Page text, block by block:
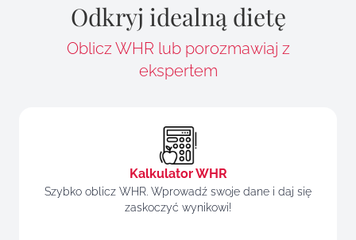
Odkryj idealną dietę
Oblicz WHR lub porozmawiaj z
ekspertem
Kalkulator WHR
Szybko oblicz WHR. Wprowadź swoje dane i daj się
zaskoczyć wynikowi!